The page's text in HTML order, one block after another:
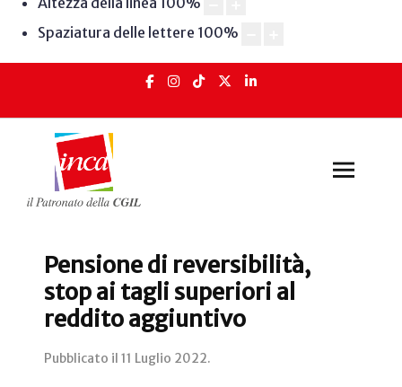
Spaziatura delle lettere 100%
Pensione di reversibilità,
stop ai tagli superiori al
reddito aggiuntivo
Pubblicato il 11 Luglio 2022.